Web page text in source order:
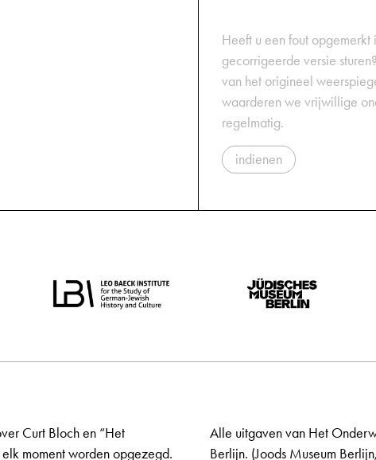
Heeft u een fout
gecorrigeerde versie
van het origineel
waarderen we vrijwillige
regelmatig.
indienen
Curt Bloch en “Het
moment worden opgezegd.
Alle uitgaven van Het
Berlijn. (Joods Museum